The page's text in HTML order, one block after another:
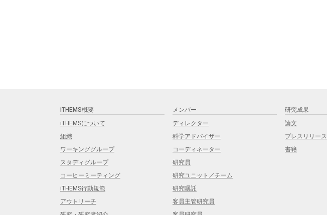
iTHEMS概要
iTHEMSについて
組織
ワーキンググループ
スタディグループ
コーヒーミーティング
iTHEMS行動規範
アウトリーチ
メンバー
ディレクター
科学アドバイザー
コーディネーター
研究員
研究ユニット／チーム
研究嘱託
客員主管研究員
研究成果
論文
プレスリリース
書籍